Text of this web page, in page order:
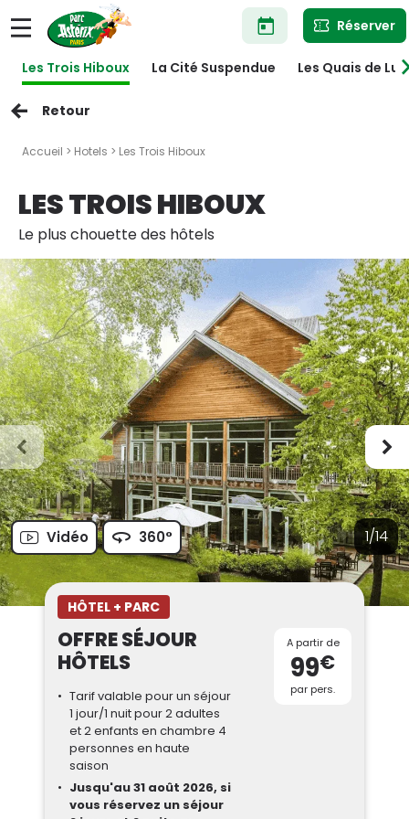
au
contenu
principal
Réserver
Les Trois Hiboux La Cité Suspendue Les Quais de
Retour
Accueil > Hotels > Les Trois Hiboux
LES TROIS HIBOUX
Le plus chouette des hôtels
Vidéo 360° 1/14
HÔTEL + PARC
OFFRE SÉJOUR
HÔTELS
Tarif valable pour un séjour
1 jour/1 nuit pour 2 adultes
et 2 enfants en chambre 4
personnes en haute
saison
Jusqu'au 31 août 2026, si
vous réservez un séjour
A partir de
99€
par pers.